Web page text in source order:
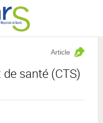
santé (CTS)
Article